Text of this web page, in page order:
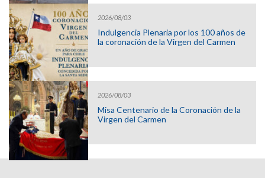
2026/08/03
Indulgencia Plenaria por los 100 años de
la coronación de la Virgen del Carmen
2026/08/03
Misa Centenario de la Coronación de la
Virgen del Carmen